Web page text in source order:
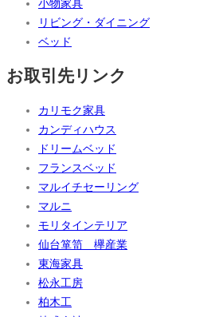
小物家具
リビング・ダイニング
ベッド
お取引先リンク
カリモク家具
カンディハウス
ドリームベッド
フランスベッド
マルイチセーリング
マルニ
モリタインテリア
仙台箪笥 欅産業
東海家具
松永工房
柏木工